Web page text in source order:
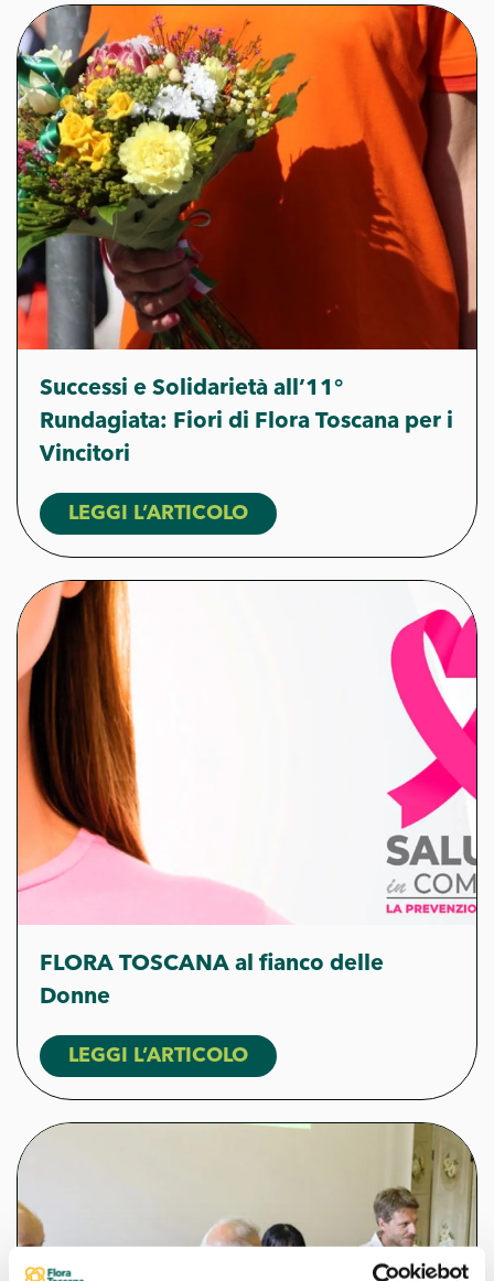
Successi e Solidarietà all’11°
Rundagiata: Fiori di Flora Toscana per i
Vincitori
LEGGI L’ARTICOLO
FLORA TOSCANA al fianco delle
Donne
LEGGI L’ARTICOLO